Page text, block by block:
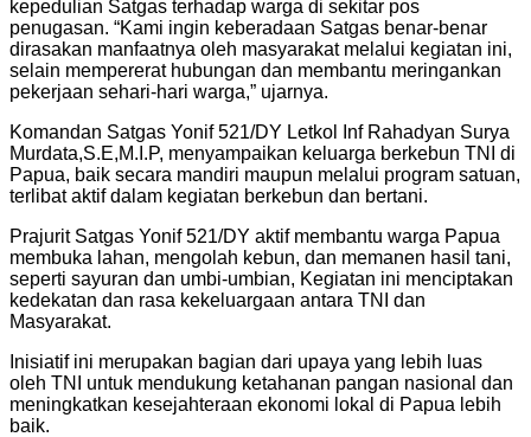
kepedulian Satgas terhadap warga di sekitar pos
penugasan. “Kami ingin keberadaan Satgas benar-benar
dirasakan manfaatnya oleh masyarakat melalui kegiatan ini,
selain mempererat hubungan dan membantu meringankan
pekerjaan sehari-hari warga,” ujarnya.
Komandan Satgas Yonif 521/DY Letkol Inf Rahadyan Surya
Murdata,S.E,M.I.P, menyampaikan keluarga berkebun TNI di
Papua, baik secara mandiri maupun melalui program satuan,
terlibat aktif dalam kegiatan berkebun dan bertani.
Prajurit Satgas Yonif 521/DY aktif membantu warga Papua
membuka lahan, mengolah kebun, dan memanen hasil tani,
seperti sayuran dan umbi-umbian, Kegiatan ini menciptakan
kedekatan dan rasa kekeluargaan antara TNI dan
Masyarakat.
Inisiatif ini merupakan bagian dari upaya yang lebih luas
oleh TNI untuk mendukung ketahanan pangan nasional dan
meningkatkan kesejahteraan ekonomi lokal di Papua lebih
baik.